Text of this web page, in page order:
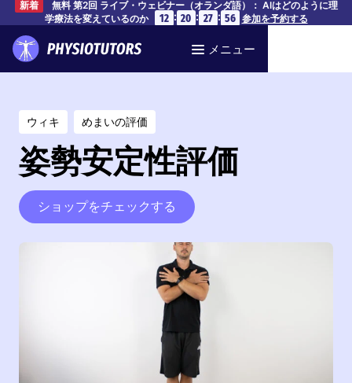
新着
無料 第2回 ライブ・ウェビナー（オランダ語）： AIはどのように理
学療法を変えているのか
12 : 20 : 27 : 56 参加を予約する
メニュー
ウィキ めまいの評価
姿勢安定性評価
ショップをチェックする